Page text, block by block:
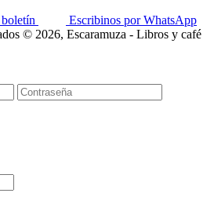
Escribinos por WhatsApp
© 2026, Escaramuza - Libros y café